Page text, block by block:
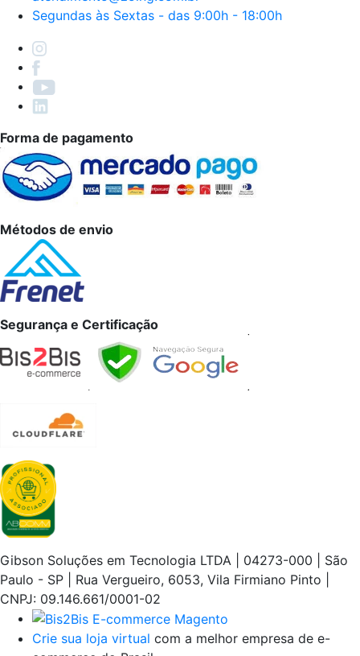
Segundas às Sextas - das 9:00h - 18:00h
Forma de pagamento
Métodos de envio
Segurança e Certificação
Gibson Soluções em Tecnologia LTDA | 04273-000 | São
Paulo - SP | Rua Vergueiro, 6053, Vila Firmiano Pinto |
CNPJ: 09.146.661/0001-02
Crie sua loja virtual com a melhor empresa de e-